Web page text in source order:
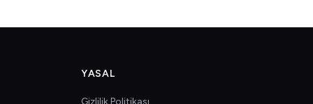
YASAL
Gizlilik Politikası